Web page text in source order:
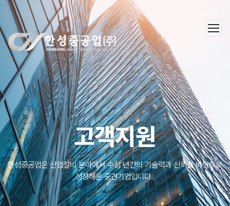
한성중공업(주)
고객지원
한성중공업은 산업설비 분야에서 수십 년간의 기술력과 신뢰를 바탕으로
성장해온 중견기업입니다..